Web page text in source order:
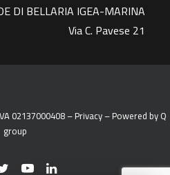
DI BELLARIA IGEA-MARINA
Via C. Pavese 21
02137000408 –Privacy– Powered byQ
group